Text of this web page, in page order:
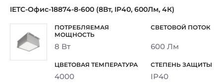
IETC-Офис-18874-8-600 (8Вт, IP40, 600Лм, 4К)
8 Вт 600 Лм
4000 IP40